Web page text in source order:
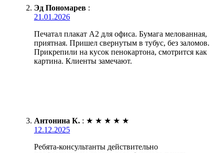
Эд Пономарев :
21.01.2026
Печатал плакат А2 для офиса. Бумага мелованная,
приятная. Пришел свернутым в тубус, без заломов.
Прикрепили на кусок пенокартона, смотрится как
картина. Клиенты замечают.
Антонина К. : ★ ★ ★ ★ ★
12.12.2025
Ребята-консультанты действительно